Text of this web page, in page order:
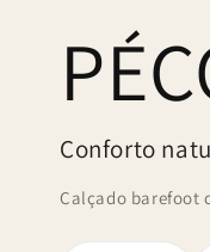
Conforto
Calçado barefoot